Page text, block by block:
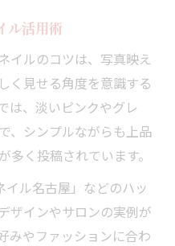
ル活用術
イルのコツは、写真映え
く見せる角度を意識する
は、淡いピンクやグレ
、シンプルながらも上品
く投稿されています。
ル名古屋」などのハッ
ザインやサロンの実例が
みやファッションに合わ